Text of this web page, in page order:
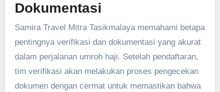
Dokumentasi
Samira Travel Mitra Tasikmalaya memahami betapa
pentingnya verifikasi dan dokumentasi yang akurat
dalam perjalanan umroh haji. Setelah pendaftaran,
tim verifikasi akan melakukan proses pengecekan
dokumen dengan cermat untuk memastikan bahwa